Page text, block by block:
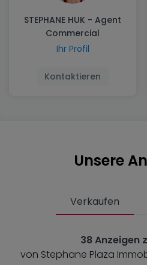
STEPHANE HUK - Agent
Commercial
Ihr Profil
Kontaktieren
Unsere
Verkaufen
38 Anzeigen
von Stephane Plaza